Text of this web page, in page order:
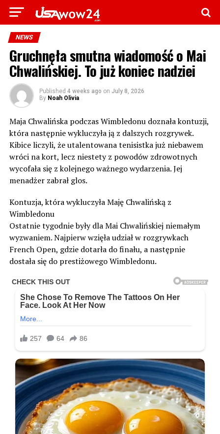
NEWS
Gruchnęła smutna wiadomość o Mai
Chwalińskiej. To już koniec nadziei
Published 4 weeks ago on July 8, 2026
By Noah Olivia
Maja Chwalińska podczas Wimbledonu doznała kontuzji,
która następnie wykluczyła ją z dalszych rozgrywek.
Kibice liczyli, że utalentowana tenisistka już niebawem
wróci na kort, lecz niestety z powodów zdrowotnych
wycofała się z kolejnego ważnego wydarzenia. Jej
menadżer zabrał glos.
Kontuzja, która wykluczyła Maję Chwalińską z
Wimbledonu
Ostatnie tygodnie były dla Mai Chwalińskiej niemałym
wyzwaniem. Najpierw wzięła udział w rozgrywkach
French Open, gdzie dotarła do finału, a następnie
dostała się do prestiżowego Wimbledonu.